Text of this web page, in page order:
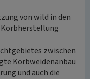
von wild in den
Korbherstellung
zwischen
Korbweidenanbau
und auch die